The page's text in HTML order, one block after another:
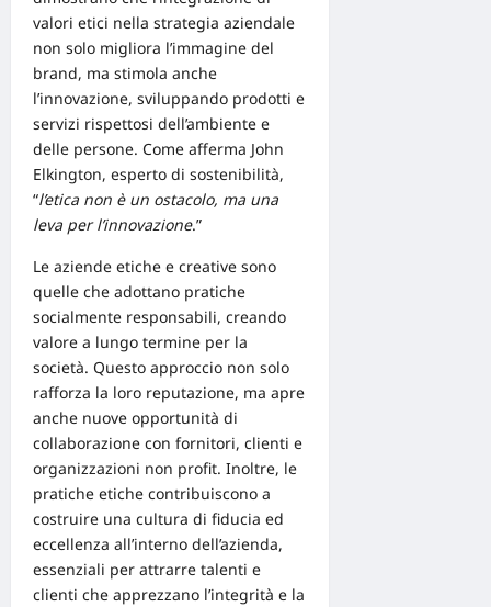
valori etici nella strategia aziendale
non solo migliora l’immagine del
brand, ma stimola anche
l’innovazione, sviluppando prodotti e
servizi rispettosi dell’ambiente e
delle persone. Come afferma John
Elkington, esperto di sostenibilità,
“l’etica non è un ostacolo, ma una
leva per l’innovazione.”
Le aziende etiche e creative sono
quelle che adottano pratiche
socialmente responsabili, creando
valore a lungo termine per la
società. Questo approccio non solo
rafforza la loro reputazione, ma apre
anche nuove opportunità di
collaborazione con fornitori, clienti e
organizzazioni non profit. Inoltre, le
pratiche etiche contribuiscono a
costruire una cultura di fiducia ed
eccellenza all’interno dell’azienda,
essenziali per attrarre talenti e
clienti che apprezzano l’integrità e la